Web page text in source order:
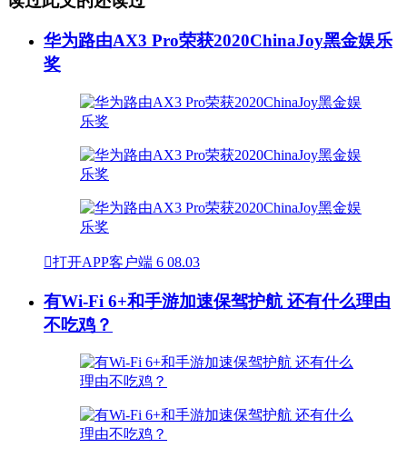
华为路由AX3 Pro荣获2020ChinaJoy黑金娱乐
奖
打开APP客户端 6 08.03
有Wi-Fi 6+和手游加速保驾护航 还有什么理由
不吃鸡？